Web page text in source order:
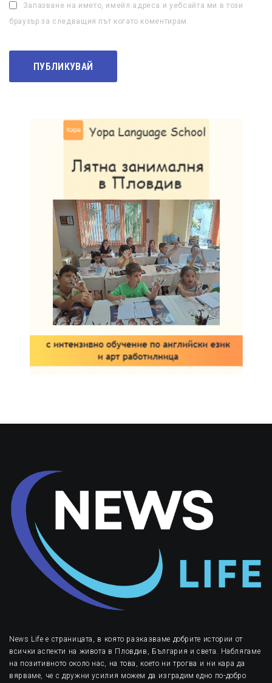
Запазване на името, имейл адреса и уебсайта ми в този
браузър за следващия път когато коментирам.
News Life е страницата, в която разказваме добрите истории от
всички аспекти на живота в Пловдив, България и света. Наблягаме
на позитивното около нас, на това, което ни трогва и ни кара да
вярваме, че с дружни усилия можем да изградим едно по-добро